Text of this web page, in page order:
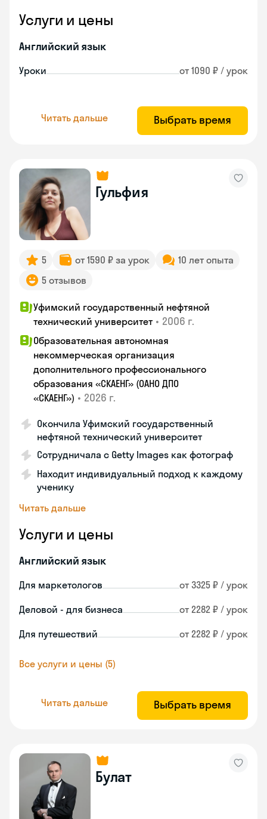
Услуги и цены
Английский язык
Уроки от 1090 ₽ / урок
Читать дальше Выбрать время
Гульфия
5 от 1590 ₽ за урок
10 лет опыта
5 отзывов
Уфимский государственный нефтяной
технический университет • 2006 г.
Образовательная автономная
некоммерческая организация
дополнительного профессионального
образования «СКАЕНГ» (ОАНО ДПО
«СКАЕНГ») • 2026 г.
Окончила Уфимский государственный
нефтяной технический университет
Сотрудничала с Getty Images как фотограф
Находит индивидуальный подход к каждому
ученику
Читать дальше
Услуги и цены
Английский язык
Для маркетологов от 3325 ₽ / урок
Деловой - для бизнеса от 2282 ₽ / урок
Для путешествий от 2282 ₽ / урок
Все услуги и цены (5)
Читать дальше Выбрать время
Булат